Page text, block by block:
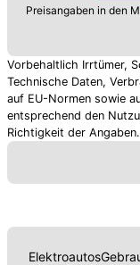
Preisangaben in den
Vorbehaltlich Irrtümer,
Technische Daten,
auf EU-Normen sowie
entsprechend den
Richtigkeit der Angaben.
Elektroautos